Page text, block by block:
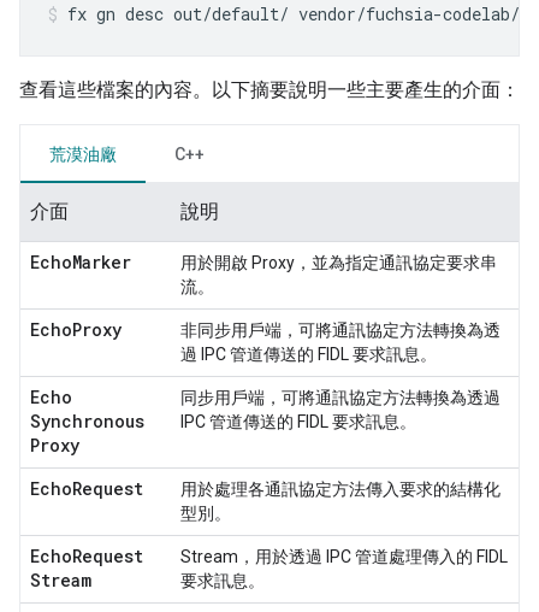
fx gn desc out/default/ vendor/fuchsia-codelab/
查看這些檔案的內容。以下摘要說明一些主要產生的介面：
荒漠油廠 C++
介面 說明
EchoMarker
用於開啟 Proxy，並為指定通訊協定要求串
流。
EchoProxy
非同步用戶端，可將通訊協定方法轉換為透
過 IPC 管道傳送的 FIDL 要求訊息。
Echo
Synchronous
Proxy
同步用戶端，可將通訊協定方法轉換為透過
IPC 管道傳送的 FIDL 要求訊息。
EchoRequest
用於處理各通訊協定方法傳入要求的結構化
型別。
EchoRequest
Stream
Stream，用於透過 IPC 管道處理傳入的 FIDL
要求訊息。